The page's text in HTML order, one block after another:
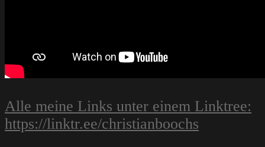
Alle meine Links unter einem Linktree:
https://linktr.ee/christianboochs